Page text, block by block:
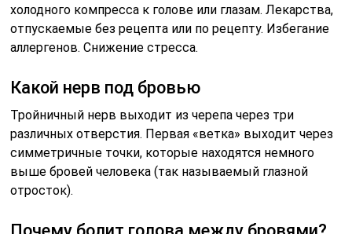
холодного компресса к голове или глазам. Лекарства,
отпускаемые без рецепта или по рецепту. Избегание
аллергенов. Снижение стресса.
Какой нерв под бровью
Тройничный нерв выходит из черепа через три
различных отверстия. Первая «ветка» выходит через
симметричные точки, которые находятся немного
выше бровей человека (так называемый глазной
отросток).